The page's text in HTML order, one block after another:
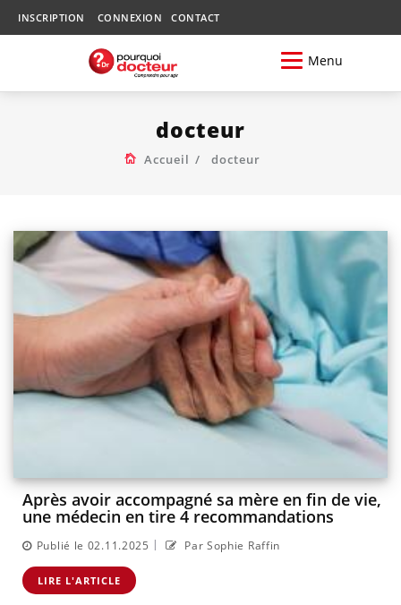
INSCRIPTION CONNEXION CONTACT
Menu
docteur
Accueil docteur
Après avoir accompagné sa mère en fin de vie,
une médecin en tire 4 recommandations
Publié le 02.11.2025 | Par Sophie Raffin
LIRE L'ARTICLE